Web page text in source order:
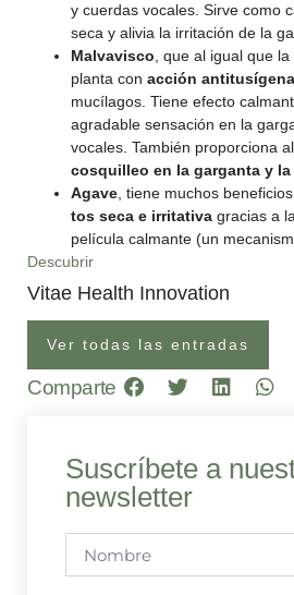
y cuerdas vocales. Sirve como
seca y alivia la irritación de la
Malvavisco , que al igual que
planta con acción antitusígena
mucílagos. Tiene efecto
agradable sensación en la
vocales. También proporciona
cosquilleo en la garganta y
Agave , tiene muchos
tos seca e irritativa gracias a
película calmante (un
Descubrir
Vitae Health Innovation
Ver todas las entradas
Comparte
Suscríbete a
newsletter